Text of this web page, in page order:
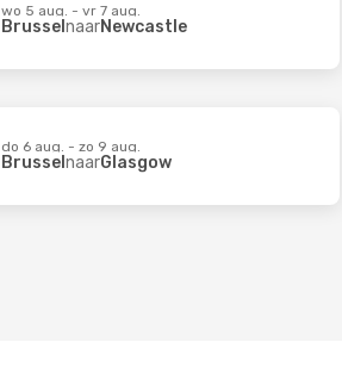
wo 5 aug. - vr 7 aug.
Brussel naarNewcastle
do 6 aug. - zo 9 aug.
Brussel naarGlasgow